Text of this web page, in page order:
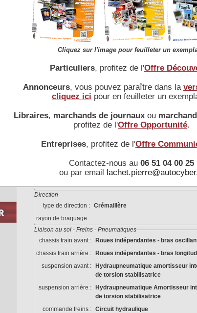
couple max :
puissance fiscale :
6 cv
culasse :
vilbrequin :
distribution :
Lumières
allumage : Transistorisé
refroidissement :
Eau par pompe - ventilateur
équipement électrique :
Batterie 12 V
type d'embrayage :
Monodisque à sec
nombre de rapports :
4 (+ marche arrière)
Direction
type de direction : Crémaillère
rayon de braquage :
Liaison au sol - Freins - Pneumatiques
chassis train avant :
Roues indépendantes - bras
chassis train arrière :
Roues indépendantes - bras
suspension avant :
Hydraupneumatique amortisseur
de torsion stabilisatrice
suspension arrière :
Hydraupneumatique Amortisseur intégré -
de torsion stabilisatrice
commande freins : Circuit hydraulique
Cliquez sur l'image pour feuilleter un
Particuliers, profitez de l'Offre
Annonceurs, vous pouvez paraître dans la
cliquez ici pour en feuilleter un
Libraires, marchands de journauxou
profitez de l'Offre Opportunité.
Entreprises, profitez de l'Offre
Contactez-nous au 06 51 04 00 25
ou par email